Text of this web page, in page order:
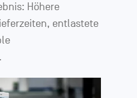
Höhere
entlastete